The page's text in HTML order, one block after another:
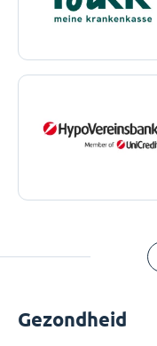
Gezondheid